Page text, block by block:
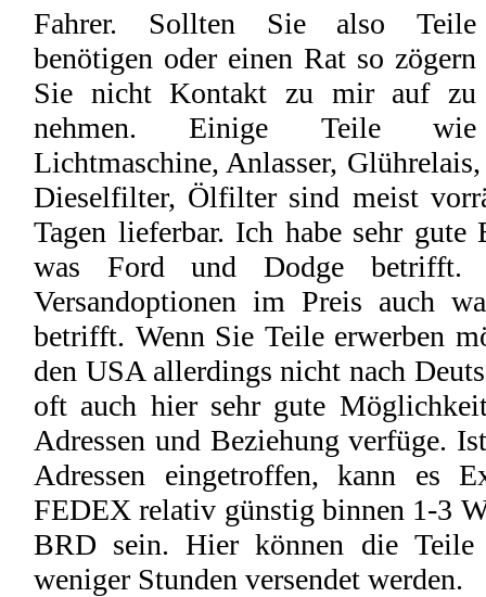
Fahrer. Sollten Sie also Teile
benötigen oder einen Rat so zögern
Sie nicht Kontakt zu mir auf zu
nehmen. Einige Teile wie
Lichtmaschine, Anlasser,
Dieselfilter, Ölfilter sind meist
Tagen lieferbar. Ich habe sehr
was Ford und Dodge betrifft.
Versandoptionen im Preis auch
betrifft. Wenn Sie Teile erwerben
den USA allerdings nicht nach
oft auch hier sehr gute
Adressen und Beziehung verfüge.
Adressen eingetroffen, kann es
FEDEX relativ günstig binnen 1-3
BRD sein. Hier können die Teile
weniger Stunden versendet werden.